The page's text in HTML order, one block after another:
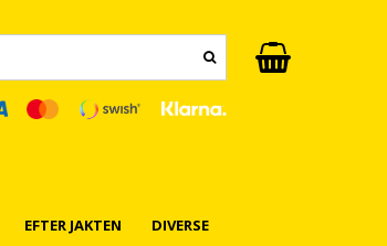
EFTER JAKTEN DIVERSE